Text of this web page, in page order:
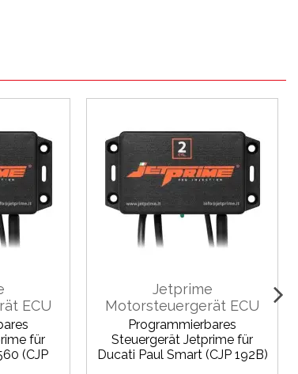
ECU
für
(CJP
Jetprime
Motorsteuergerät ECU
Programmierbares
Steuergerät Jetprime für
Ducati Paul Smart (CJP 192B)